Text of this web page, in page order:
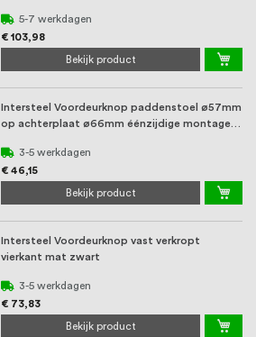
5-7 werkdagen
€ 103,98
Bekijk product
Intersteel Voordeurknop paddenstoel ø57mm
op achterplaat ø66mm éénzijdige montage
3-5 werkdagen
€ 46,15
Bekijk product
Intersteel Voordeurknop vast verkropt
vierkant mat zwart
3-5 werkdagen
€ 73,83
Bekijk product